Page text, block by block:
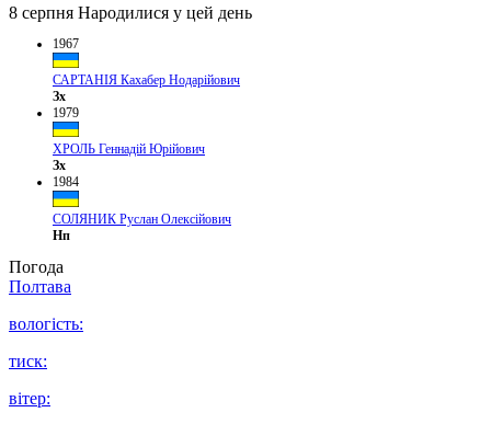
8 серпня Народилися у цей день
1967
САРТАНІЯ Кахабер Нодарійович
Зх
1979
ХРОЛЬ Геннадій Юрійович
Зх
1984
СОЛЯНИК Руслан Олексійович
Нп
Погода
Полтава
вологість:
тиск:
вітер: